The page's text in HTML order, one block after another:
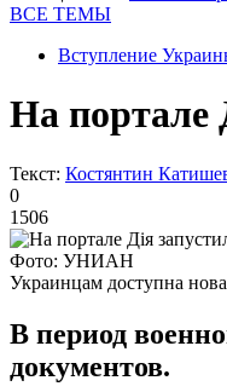
ВСЕ ТЕМЫ
Вступление
На портале
Текст: Костянтин
0
1506
Фото: УНИАН
Украинцам доступна
В период
документов.